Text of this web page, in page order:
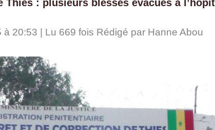
: plusieurs blessés évacués à
20:53 | Lu 669 fois Rédigé par Hanne Abou